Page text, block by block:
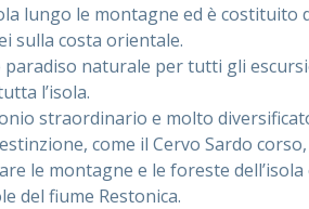
lungo le montagne ed è
sulla costa orientale.
naturale per tutti gli
l’isola.
straordinario e molto
come il Cervo Sardo
le montagne e le foreste
del fiume Restonica.